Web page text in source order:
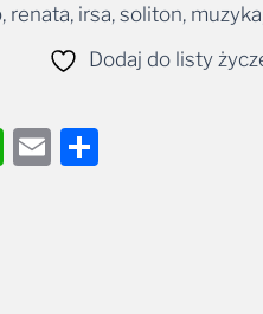
renata, irsa, soliton,
Dodaj do listy
WhatsApp
EmailShare